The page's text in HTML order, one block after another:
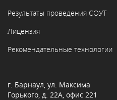
Результаты проведения СОУТ
Лицензия
Рекомендательные технологии
г. Барнаул, ул. Максима
Горького, д. 22А, офис 221